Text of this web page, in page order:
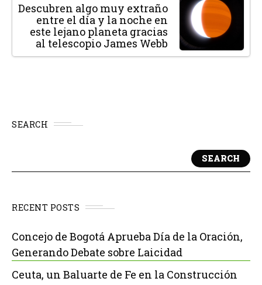
Descubren algo muy extraño
entre el día y la noche en
este lejano planeta gracias
al telescopio James Webb
SEARCH
SEARCH
RECENT POSTS
Concejo de Bogotá Aprueba Día de la Oración,
Generando Debate sobre Laicidad
Ceuta, un Baluarte de Fe en la Construcción